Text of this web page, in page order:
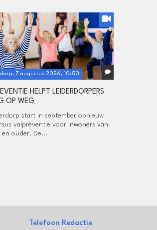
7 augustus 2026, 10:50
HELPT LEIDERDORPERS
OP WEG
start in september opnieuw
valpreventie voor inwoners van
en ouder. De...
Telefoon Redactie